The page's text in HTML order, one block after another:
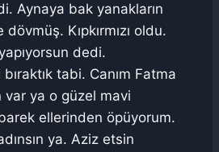
Aynaya bak yanakların
Kıpkırmızı oldu.
dedi.
tabi. Canım Fatma
ya o güzel mavi
ellerinden öpüyorum.
ya. Aziz etsin